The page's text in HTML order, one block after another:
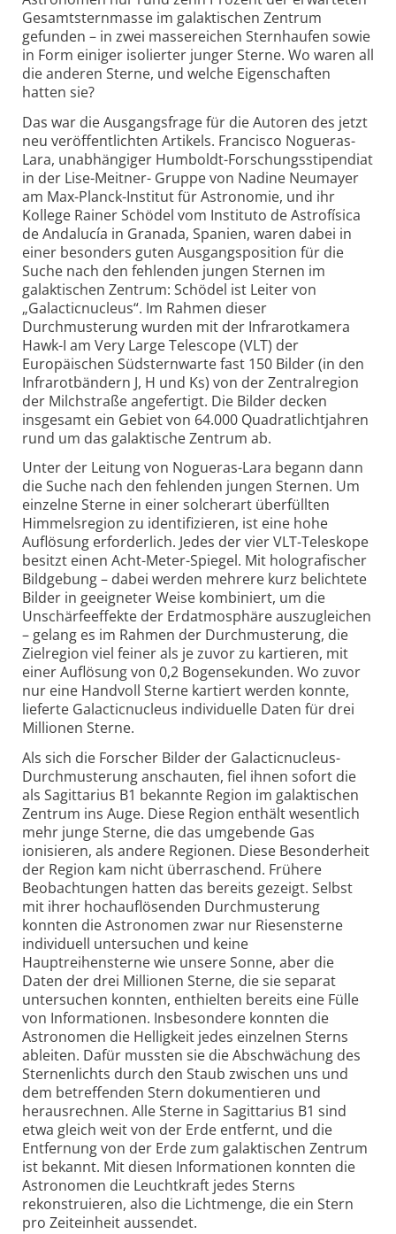
Gesamtsternmasse im galaktischen Zentrum
gefunden – in zwei massereichen Sternhaufen sowie
in Form einiger isolierter junger Sterne. Wo waren all
die anderen Sterne, und welche Eigenschaften
hatten sie?
Das war die Ausgangsfrage für die Autoren des jetzt
neu veröffentlichten Artikels. Francisco Nogueras-
Lara, unabhängiger Humboldt-Forschungsstipendiat
in der Lise-Meitner- Gruppe von Nadine Neumayer
am Max-Planck-Institut für Astronomie, und ihr
Kollege Rainer Schödel vom Instituto de Astrofísica
de Andalucía in Granada, Spanien, waren dabei in
einer besonders guten Ausgangsposition für die
Suche nach den fehlenden jungen Sternen im
galaktischen Zentrum: Schödel ist Leiter von
„Galacticnucleus“. Im Rahmen dieser
Durchmusterung wurden mit der Infrarot­kamera
Hawk-I am Very Large Telescope (VLT) der
Europäischen Südsternwarte fast 150 Bilder (in den
Infrarotbändern J, H und Ks) von der Zentralregion
der Milchstraße angefertigt. Die Bilder decken
insgesamt ein Gebiet von 64.000 Quadratlichtjahren
rund um das galaktische Zentrum ab.
Unter der Leitung von Nogueras-Lara begann dann
die Suche nach den fehlenden jungen Sternen. Um
einzelne Sterne in einer solcherart überfüllten
Himmelsregion zu identifizieren, ist eine hohe
Auflösung erforderlich. Jedes der vier VLT-Teleskope
besitzt einen Acht-Meter-Spiegel. Mit holografischer
Bildgebung – dabei werden mehrere kurz belichtete
Bilder in geeigneter Weise kombiniert, um die
Unschärfeeffekte der Erdatmosphäre auszugleichen
– gelang es im Rahmen der Durchmusterung, die
Zielregion viel feiner als je zuvor zu kartieren, mit
einer Auflösung von 0,2 Bogensekunden. Wo zuvor
nur eine Handvoll Sterne kartiert werden konnte,
lieferte Galacticnucleus individuelle Daten für drei
Millionen Sterne.
Als sich die Forscher Bilder der Galacticnucleus-
Durchmusterung anschauten, fiel ihnen sofort die
als Sagittarius B1 bekannte Region im galaktischen
Zentrum ins Auge. Diese Region enthält wesentlich
mehr junge Sterne, die das umgebende Gas
ionisieren, als andere Regionen. Diese Besonderheit
der Region kam nicht überraschend. Frühere
Beobachtungen hatten das bereits gezeigt. Selbst
mit ihrer hochauflösenden Durchmusterung
konnten die Astronomen zwar nur Riesensterne
individuell untersuchen und keine
Hauptreihensterne wie unsere Sonne, aber die
Daten der drei Millionen Sterne, die sie separat
untersuchen konnten, enthielten bereits eine Fülle
von Informationen. Insbesondere konnten die
Astronomen die Helligkeit jedes einzelnen Sterns
ableiten. Dafür mussten sie die Abschwächung des
Sternenlichts durch den Staub zwischen uns und
dem betreffenden Stern dokumentieren und
herausrechnen. Alle Sterne in Sagittarius B1 sind
etwa gleich weit von der Erde entfernt, und die
Entfernung von der Erde zum galaktischen Zentrum
ist bekannt. Mit diesen Informationen konnten die
Astronomen die Leuchtkraft jedes Sterns
rekonstruieren, also die Lichtmenge, die ein Stern
pro Zeiteinheit aussendet.